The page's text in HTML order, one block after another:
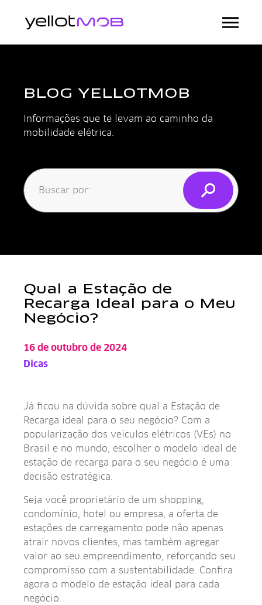
BLOG YELLOTMOB
Informações que te levam ao caminho da
mobilidade elétrica.
Buscar
Qual a Estação de
Recarga Ideal para o Meu
Negócio?
Já ficou na dúvida sobre qual a Estação de
16 de outubro de 2024
Dicas
Já ficou na dúvida sobre qual a Estação de
Recarga ideal para o seu negócio? Com a
popularização dos veículos elétricos (VEs) no
Brasil e no mundo, escolher o modelo ideal de
estação de recarga para o seu negócio é uma
decisão estratégica.
Seja você proprietário de um shopping,
condomínio, hotel ou empresa, a oferta de
estações de carregamento pode não apenas
atrair novos clientes, mas também agregar
valor ao seu empreendimento, reforçando seu
compromisso com a sustentabilidade. Confira
agora o modelo de estação ideal para cada
negócio.